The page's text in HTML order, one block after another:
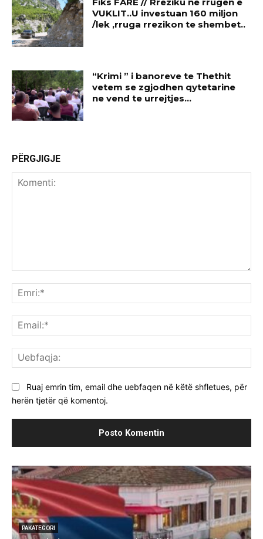
Fiks FARE // Rreziku ne rrugen e
VUKLIT..U investuan 160 miljon
/lek ,rruga rrezikon te shembet..
“Krimi ” i banoreve te Thethit
vetem se zgjodhen qytetarine
ne vend te urrejtjes…
PËRGJIGJE
Ruaj emrin tim, email dhe uebfaqen në këtë shfletues, për
herën tjetër që komentoj.
PAKATEGORI